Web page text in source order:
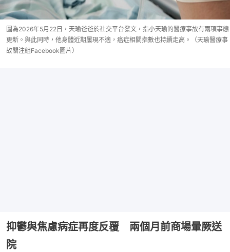
圖為2026年5月22日，天瑜爸爸於社交平台發文，指小天瑜的醫療事故有兩項事態
更新。與此同時，他身體近期屢現不適，癌症相關指數也持續走高。（天瑜醫療事
故關注組Facebook圖片）
抑鬱與焦慮病症再度反覆 兩個月前商場暈厥送
院